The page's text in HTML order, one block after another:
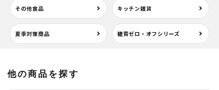
その他食品 キッチン雑貨
夏季対策商品 糖質ゼロ・オフシリーズ
他の商品を探す